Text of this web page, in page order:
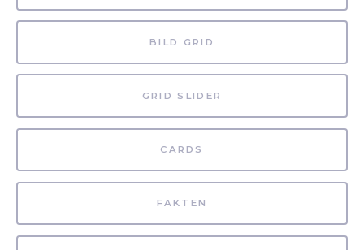
BILD GRID
GRID SLIDER
CARDS
FAKTEN